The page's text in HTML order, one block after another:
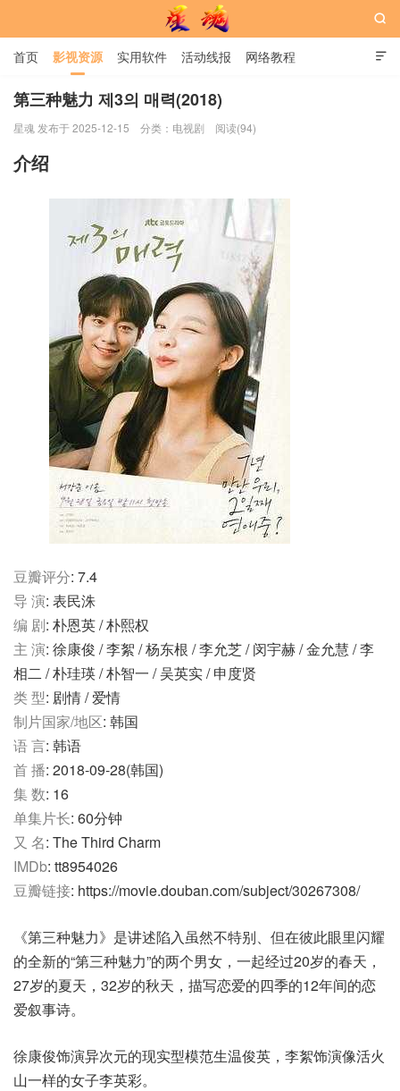

首页 影视资源 实用软件 活动线报 网络教程
用户中心 书籍 娱乐

第三种魅力 제3의 매력(2018)
星魂 发布于 2025-12-15 分类： 电视剧 阅读(94)
介绍
豆瓣评分: 7.4
导 演: 表民洙
编 剧: 朴恩英 / 朴熙权
主 演: 徐康俊 / 李絮 / 杨东根 / 李允芝 / 闵宇赫 / 金允慧 / 李
相二 / 朴珪瑛 / 朴智一 / 吴英实 / 申度贤
类 型: 剧情 / 爱情
制片国家/地区: 韩国
语 言: 韩语
首 播: 2018-09-28(韩国)
集 数: 16
单集片长: 60分钟
又 名: The Third Charm
IMDb: tt8954026
豆瓣链接: https://movie.douban.com/subject/30267308/
《第三种魅力》是讲述陷入虽然不特别、但在彼此眼里闪耀
的全新的“第三种魅力”的两个男女，一起经过20岁的春天，
27岁的夏天，32岁的秋天，描写恋爱的四季的12年间的恋
爱叙事诗。
徐康俊饰演异次元的现实型模范生温俊英，李絮饰演像活火
山一样的女子李英彩。